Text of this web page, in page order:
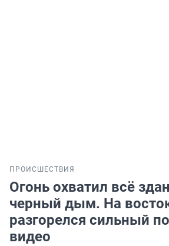
ПРОИСШЕСТВИЯ
Огонь охватил всё
черный дым. На
разгорелся сильный
видео